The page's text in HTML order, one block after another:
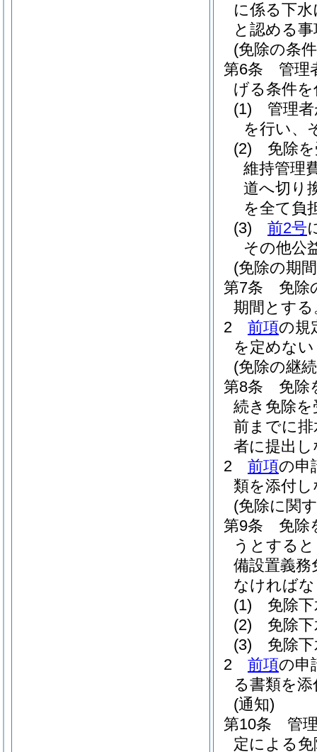
に係る下
と認める
(免除の条
第6条
管理
げる条件
(1)
管理
を行い、
(2)
免除
維持管理
道へ切り
を全て負
(3)
前2号
その他公
(免除の期
第7条
免除
期間とする
2
前項の規
を定めな
(免除の継
第8条
免除
続き免除
前までに排
者に提出
2
前項の申
類を添付
(免除に関
第9条
免除
うとする
備設置義務
なければ
(1)
免除
(2)
免除
(3)
免除
2
前項の申
る書類を
(通知)
第10条
管
定による